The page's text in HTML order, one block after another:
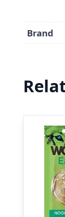
Brand